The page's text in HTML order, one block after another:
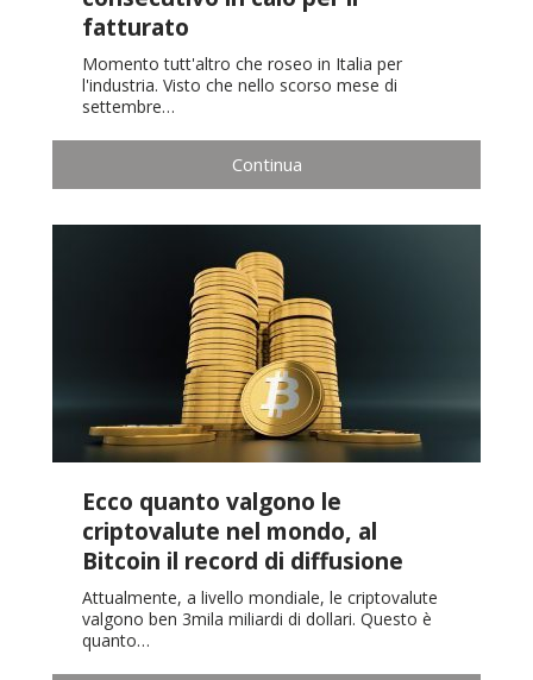
fatturato
Momento tutt'altro che roseo in Italia per
l'industria. Visto che nello scorso mese di
settembre…
Continua
Ecco quanto valgono le
criptovalute nel mondo, al
Bitcoin il record di diffusione
Attualmente, a livello mondiale, le criptovalute
valgono ben 3mila miliardi di dollari. Questo è
quanto…